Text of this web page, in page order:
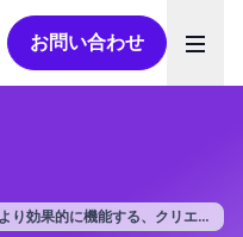
お問い合わせ
り効果的に機能する、クリエ...